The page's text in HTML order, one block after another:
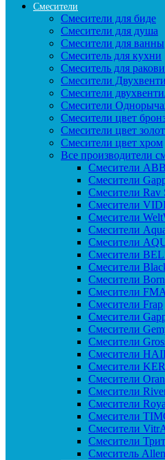
Смесители
Смесители для биде
Смесители для душа
Смесители для ванны
Смеситель для кухни
Смеситель для
Смесители
Смесители
Смесители
Смесители цвет
Смесители цвет
Смесители цвет хром
Все производители
Cмесители
Cмесители
Cмесители Rav
Cмесители
Cмесители
Смесители
Смесители
Смесители
Смесители
Смесители
Смесители
Смесители Frap
Смесители
Смесители
Смесители
Смесители
Смесители
Смесители
Смесители
Смесители
Смесители
Смесители
Смесители
Смеситель